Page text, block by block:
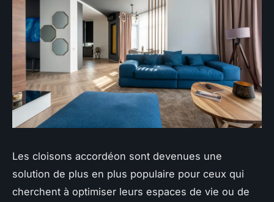
Les cloisons accordéon sont devenues une
solution de plus en plus populaire pour ceux qui
cherchent à optimiser leurs espaces de vie ou de